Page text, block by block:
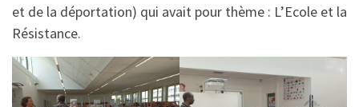
et de la déportation) qui avait pour thème : L’Ecole et la
Résistance.